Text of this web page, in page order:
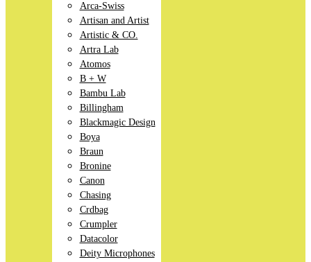
Arca-Swiss
Artisan and Artist
Artistic & CO.
Artra Lab
Atomos
B + W
Bambu Lab
Billingham
Blackmagic Design
Boya
Braun
Bronine
Canon
Chasing
Crdbag
Crumpler
Datacolor
Deity Microphones